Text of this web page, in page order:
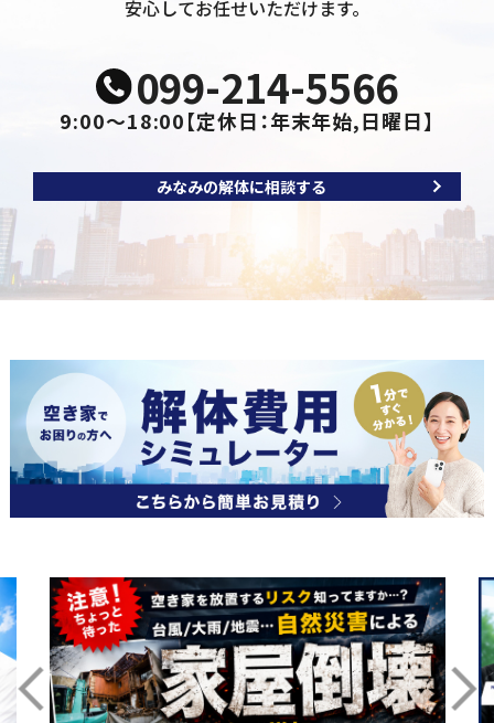
安心してお任せいただけます。
099-214-5566
9:00～18:00【定休日：年末年始,日曜日】
みなみの解体に相談する